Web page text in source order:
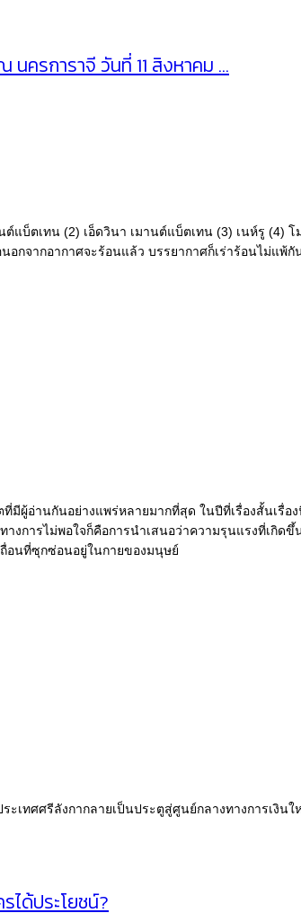
ครการาจี วันที่ 11 สิงหาคม …
แบ็ตเทน (2) เอ็ดวินา เมานต์แบ็ตเทน (3) เนห์รู (4)
กจากอากาศจะร้อนแล้ว บรรยากาศก็เร่าร้อนไม่แพ้กั
มีผู้อ่านกันอย่างแพร่หลายมากที่สุด ในปีที่เรื่องสั้นเรื่
งการไม่พอใจก็คือการนำเสนอว่าความรุนแรงที่เกิ
อนที่ซุกซ่อนอยู่ในกายของมนุษย์
เทศศรีลังกากลายเป็นประตูสู่ศูนย์กลางทางการเงิ
ได้ประโยชน์?